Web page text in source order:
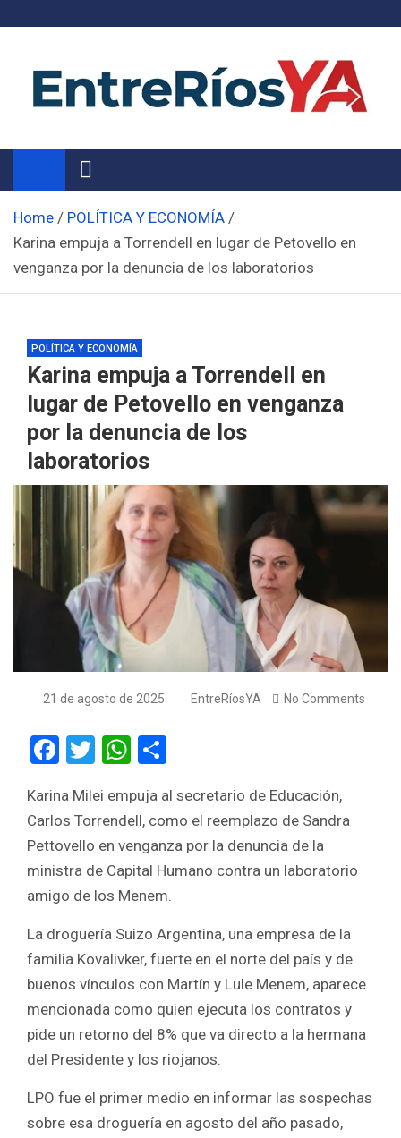
Noticias de Entre Ríos
Información de toda la provincia ahora
Home
POLÍTICA Y ECONOMÍA
Karina empuja a Torrendell en lugar de Petovello en
venganza por la denuncia de los laboratorios
POLÍTICA Y ECONOMÍA
Karina empuja a Torrendell en
lugar de Petovello en venganza
por la denuncia de los
laboratorios
21 de agosto de 2025 EntreRíosYA No Comments
F
ce
b
o
o
T
tt
er
W
at
s
A
p
p
ar
e
Karina Milei empuja al secretario de Educación,
Carlos Torrendell, como el reemplazo de Sandra
Pettovello en venganza por la denuncia de la
ministra de Capital Humano contra un laboratorio
amigo de los Menem.
La droguería Suizo Argentina, una empresa de la
familia Kovalivker, fuerte en el norte del país y de
buenos vínculos con Martín y Lule Menem, aparece
mencionada como quien ejecuta los contratos y
pide un retorno del 8% que va directo a la hermana
del Presidente y los riojanos.
LPO fue el primer medio en informar las sospechas
sobre esa droguería en agosto del año pasado,